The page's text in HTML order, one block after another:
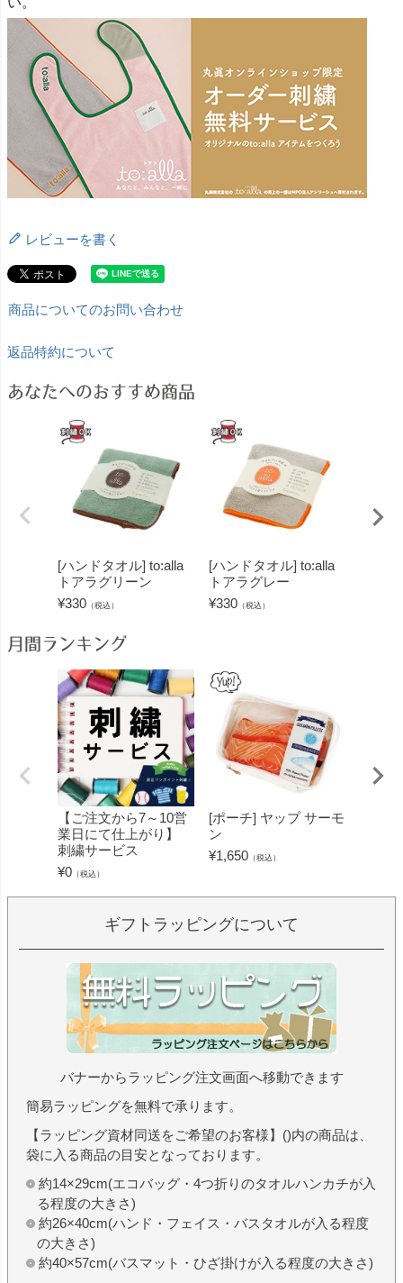
レビューを書く
商品についてのお問い合わせ
返品特約について
あなたへのおすすめ商品
[ハンドタオル] to:alla
トアラグリーン
¥330 （税込）
[ハンドタオル] to:alla
トアラグレー
¥330 （税込）
月間ランキング
【ご注文から7～10営
業日にて仕上がり】
刺繍サービス
¥0 （税込）
[ポーチ] ヤップ サーモ
ン
¥1,650 （税込）
ギフトラッピングについて
バナーからラッピング注文画面へ移動できます
簡易ラッピングを無料で承ります。
【ラッピング資材同送をご希望のお客様】()内の商品は、
袋に入る商品の目安となっております。
約14×29cm(エコバッグ・4つ折りのタオルハンカチが入
る程度の大きさ)
約26×40cm(ハンド・フェイス・バスタオルが入る程度
の大きさ)
約40×57cm(バスマット・ひざ掛けが入る程度の大きさ)